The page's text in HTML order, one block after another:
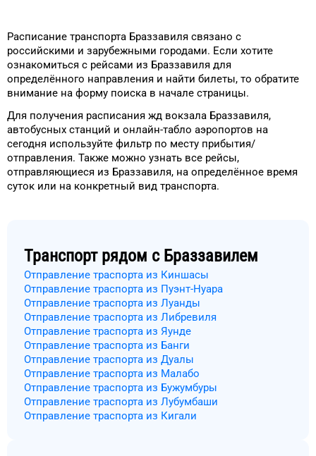
Расписание транспорта Браззавиля связано с
российскими и зарубежными городами. Если хотите
ознакомиться с рейсами из Браззавиля для
определённого направления и найти билеты, то обратите
внимание на форму поиска в начале страницы.
Для получения расписания жд вокзала Браззавиля,
автобусных станций и онлайн-табло аэропортов на
сегодня используйте фильтр по месту прибытия/
отправления. Также можно узнать все рейсы,
отправляющиеся из Браззавиля, на определённое время
суток или на конкретный вид транспорта.
Транспорт рядом с Браззавилем
Отправление траспорта из Киншасы
Отправление траспорта из Пуэнт-Нуара
Отправление траспорта из Луанды
Отправление траспорта из Либревиля
Отправление траспорта из Яунде
Отправление траспорта из Банги
Отправление траспорта из Дуалы
Отправление траспорта из Малабо
Отправление траспорта из Бужумбуры
Отправление траспорта из Лубумбаши
Отправление траспорта из Кигали